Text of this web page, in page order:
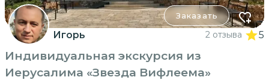
Заказать
Игорь 2 отзыва 5
Индивидуальная экскурсия из
Иерусалима «Звезда Вифлеема»